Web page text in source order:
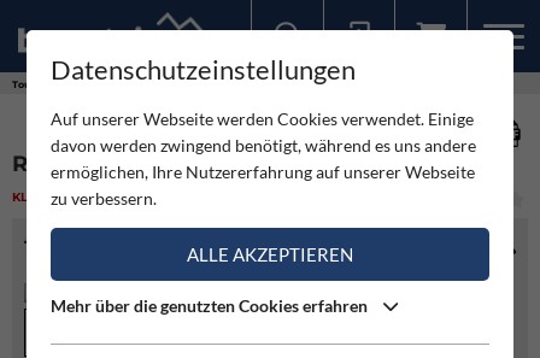
Touren
RIVER DANCE - KRIŽ
KLETTERN MITTEL
TOURENINFO
6 obl.
Datenschutzeinstellungen
Auf unserer Webseite werden Cookies verwendet. Einige
davon werden zwingend benötigt, während es uns andere
ermöglichen, Ihre Nutzererfahrung auf unserer Webseite
zu verbessern.
ALLE AKZEPTIEREN
Mehr über die genutzten Cookies erfahren